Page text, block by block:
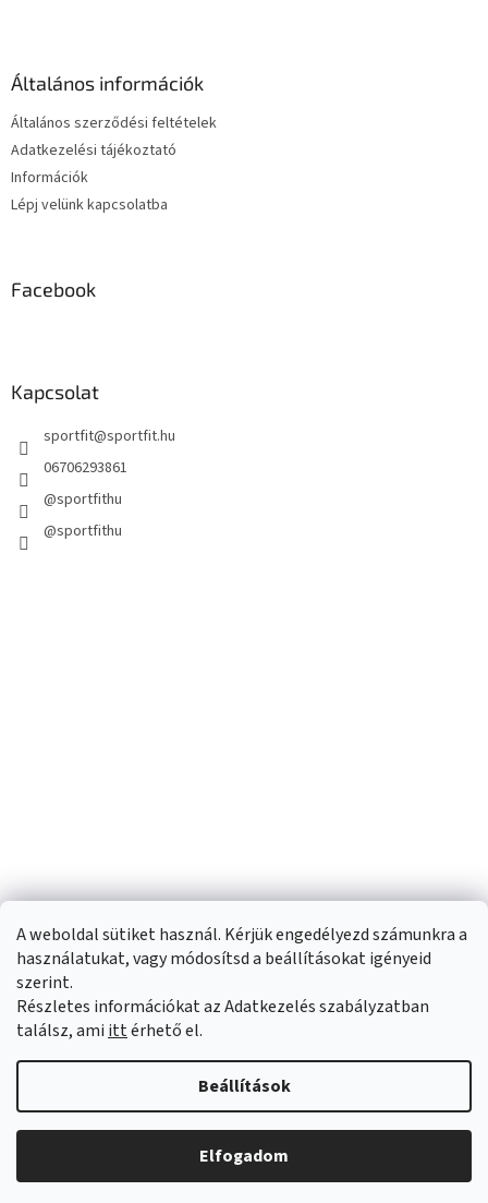
A weboldal sütiket használ. Kérjük engedélyezd számunkra a
használatukat, vagy módosítsd a beállításokat igényeid
szerint.
Részletes információkat az Adatkezelés szabályzatban
találsz, ami ittérhető el.
Beállítások
Elfogadom
Általános információk
Általános szerződési feltételek
Adatkezelési tájékoztató
Információk
Lépj velünk kapcsolatba
Facebook
Kapcsolat
sportfit@sportfit.hu
06706293861
@sportfithu
@sportfithu
Shoptet készítette
Sportfit.hu. Minden jog fenntartva.